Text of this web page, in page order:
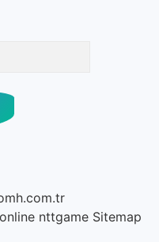
nttgame Sitemap